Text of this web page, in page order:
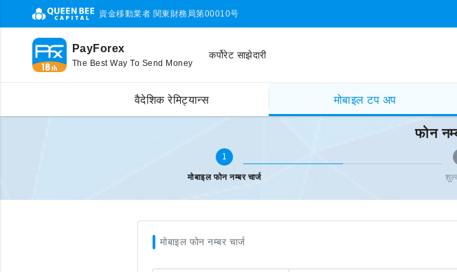
資金移動業者 関東財務局第00010号
PayForex
The Best Way To Send Money
कर्पोरेट साझेदारी
वैदेशिक रेमिट्यान्स मोबाइल टप अप
फोन नम्बर प्रविष्ट
फोन
1
मोबाइल फोन नम्बर चार्ज
मोबाइल फोन नम्बर चार्ज